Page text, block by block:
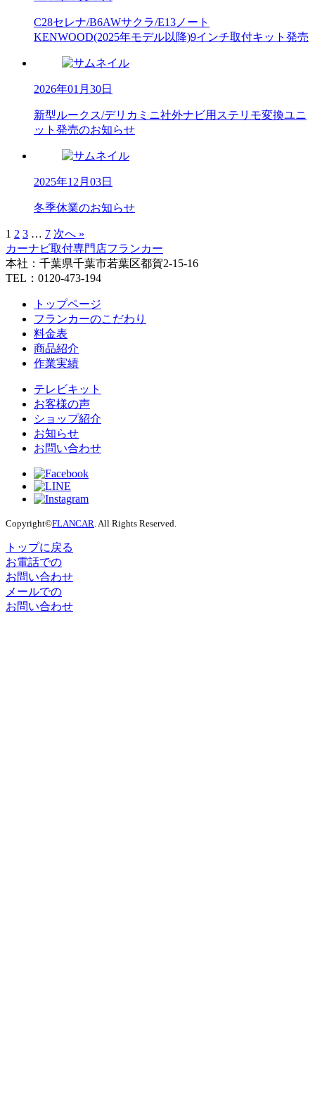
C28セレナ/B6AWサクラ/E13ノート
KENWOOD(2025年モデル以降)9インチ取付キット発売
2026年01月30日
新型ルークス/デリカミニ社外ナビ用ステリモ変換ユニ
ット発売のお知らせ
2025年12月03日
冬季休業のお知らせ
1 2 3 … 7 次へ »
カーナビ取付専⾨店フランカー
本社：千葉県千葉市若葉区都賀2-15-16
TEL：0120-473-194
トップページ
フランカーのこだわり
料金表
商品紹介
作業実績
テレビキット
お客様の声
ショップ紹介
お知らせ
お問い合わせ
Copyright©FLANCAR . All Rights Reserved.
トップに戻る
お電話での
お問い合わせ
メールでの
お問い合わせ